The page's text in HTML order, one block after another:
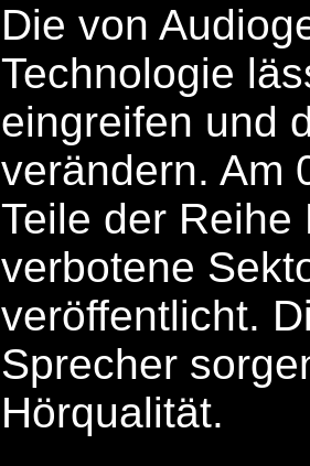
Die von
Technologie
eingreifen und
verändern. Am
Teile der Reihe
verbotene
veröffentlicht.
Sprecher
Hörqualität.